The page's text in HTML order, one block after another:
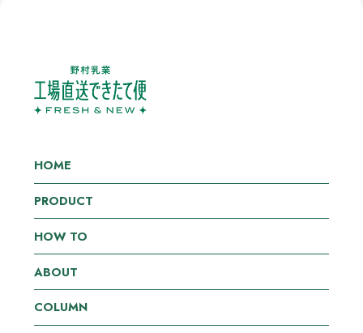
HOME
PRODUCT
HOW TO
ABOUT
COLUMN